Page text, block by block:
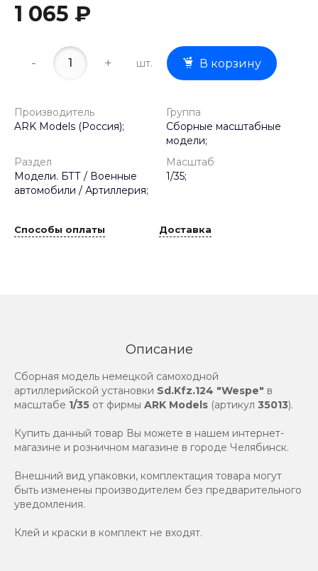
1 065 ₽
- + шт. В корзину
Производитель
ARK Models (Россия);
Группа
Сборные масштабные
модели;
Раздел
Модели. БТТ / Военные
автомобили / Артиллерия;
Масштаб
1/35;
Способы оплаты Доставка
Описание
Сборная модель немецкой самоходной
артиллерийской установки Sd.Kfz.124 "Wespe" в
масштабе 1/35 от фирмы ARK Models (артикул 35013).
Купить данный товар Вы можете в нашем интернет-
магазине и розничном магазине в городе Челябинск.
Внешний вид упаковки, комплектация товара могут
быть изменены производителем без предварительного
уведомления.
Клей и краски в комплект не входят.